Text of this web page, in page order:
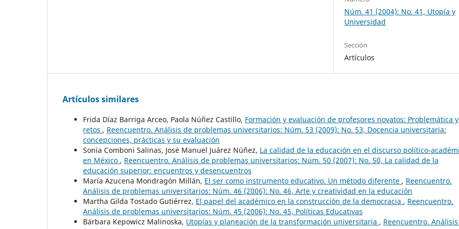
Núm. 41 (2004): No. 41, Utopía y
Universidad
Sección
Artículos
Artículos similares
Frida Díaz Barriga Arceo, Paola Núñez Castillo, Formación y evaluación de profesores novatos: Problemática y
retos , Reencuentro. Análisis de problemas universitarios: Núm. 53 (2009): No. 53, Docencia universitaria:
concepciones, prácticas y su evaluación
Sonia Comboni Salinas, José Manuel Juárez Núñez, La calidad de la educación en el discurso político-
en México , Reencuentro. Análisis de problemas universitarios: Núm. 50 (2007): No. 50, La calidad de la
educación superior: encuentros y desencuentros
María Azucena Mondragón Millán, El ser como instrumento educativo. Un método diferente , Reencuentro.
Análisis de problemas universitarios: Núm. 46 (2006): No. 46, Arte y creatividad en la educación
Martha Gilda Tostado Gutiérrez, El papel del académico en la construcción de la democracia , Reencuentro.
Análisis de problemas universitarios: Núm. 45 (2006): No. 45, Políticas Educativas
Bárbara Kepowicz Malinoska, Utopías y planeación de la transformación universitaria , Reencuentro.